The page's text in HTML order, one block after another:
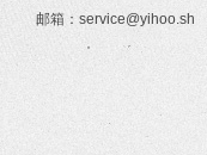
邮箱：service@yihoo.sh